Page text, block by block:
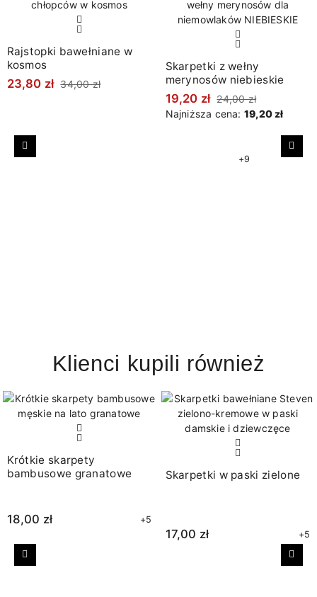
Rajstopki bawełniane w
kosmos
23,80 zł 34,00 zł
Skarpetki z wełny
merynosów niebieskie
19,20 zł 24,00 zł
Najniższa cena: 19,20 zł
+9
Poprzedni
Klienci kupili również
Krótkie skarpety
bambusowe granatowe
18,00 zł +5
Skarpetki w paski zielone
17,00 zł +5
Poprzedni